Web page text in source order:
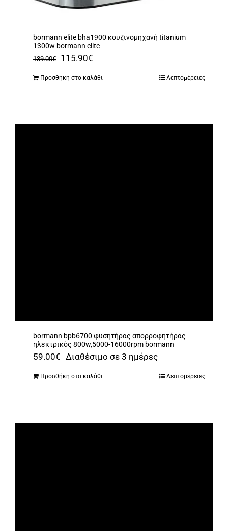
bormann elite bha1900 κουζινομηχανή titanium
1300w bormann elite
139.00€
Original
price
115.90€
τρέχουσα
Προσθήκη στο καλάθι Λεπτομέρειες
bormann bpb6700 φυσητήρας απορροφητήρας
ηλεκτρικός 800w,5000-16000rpm bormann
59.00€ Διαθέσιμο σε 3 ημέρες
Προσθήκη στο καλάθι Λεπτομέρειες